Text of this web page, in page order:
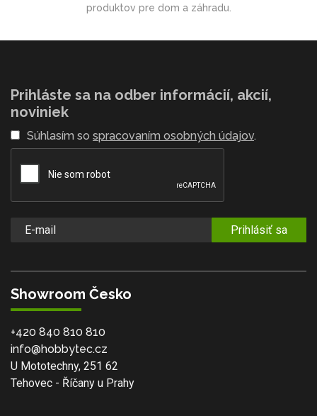
produktov pre dom a záhradu.
Prihláste sa na odber informácií, akcií,
noviniek
Súhlasím so spracovaním osobných údajov.
Prihlásiť sa
Showroom Česko
+420 840 810 810
info@hobbytec.cz
U Mototechny, 251 62
Tehovec - Říčany u Prahy